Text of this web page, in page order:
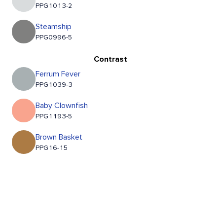
PPG1013-2
Steamship
PPG0996-5
Contrast
Ferrum Fever
PPG1039-3
Baby Clownfish
PPG1193-5
Brown Basket
PPG16-15